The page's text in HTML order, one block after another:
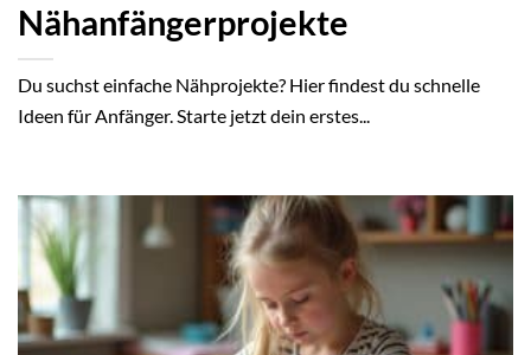
Nähanfängerprojekte
Du suchst einfache Nähprojekte? Hier findest du schnelle
Ideen für Anfänger. Starte jetzt dein erstes...